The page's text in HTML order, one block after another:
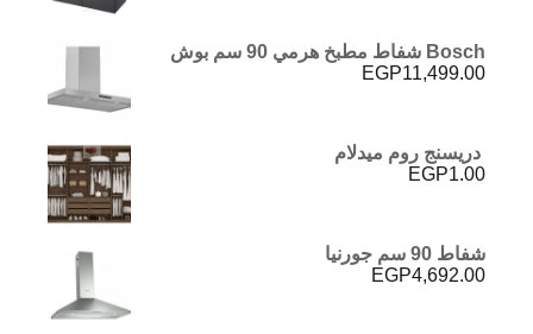
Bosch شفاط مطبخ هرمي 90 سم بوش
EGP11,499.00
دريسنج روم ميدلام
EGP1.00
شفاط 90 سم جورنيا
EGP4,692.00